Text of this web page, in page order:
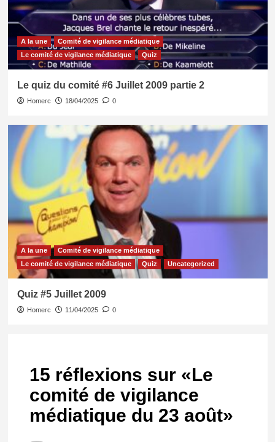
A la une
Comité de vigilance médiatique
Le comité de vigilance médiatique
Quiz
Le quiz du comité #6 Juillet 2009 partie 2
Homerc 18/04/2025 0
A la une
Comité de vigilance médiatique
Le comité de vigilance médiatique
Quiz Uncategorized
Quiz #5 Juillet 2009
Homerc 11/04/2025 0
15 réflexions sur «Le
comité de vigilance
médiatique du 23 août»